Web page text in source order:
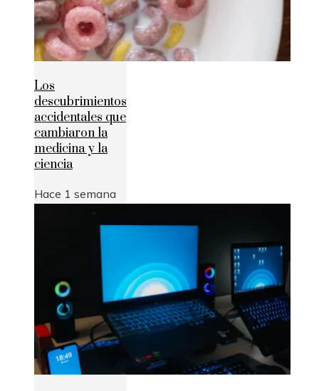
Los
descubrimientos
accidentales que
cambiaron la
medicina y la
ciencia
Hace 1 semana